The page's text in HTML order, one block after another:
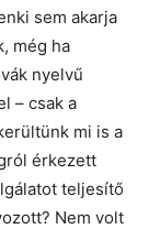
sem akarja
még ha
nyelvű
– csak a
mi is a
érkezett
teljesítő
Nem volt